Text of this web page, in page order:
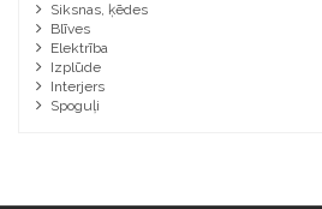
Siksnas, ķēdes
Blīves
Elektrība
Izplūde
Interjers
Spoguļi